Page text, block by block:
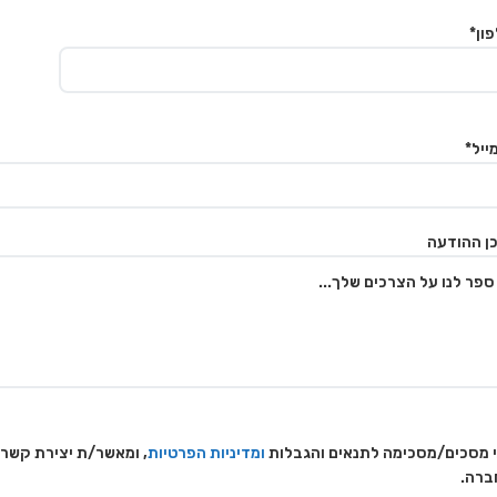
ההודעה
מסכים/מסכימה לתנאים והגבלות ומדיניות הפרטיות, ומאשר/ת יצירת